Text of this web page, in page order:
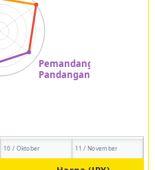
10 / Oktober 11 / November